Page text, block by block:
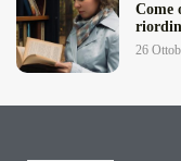
Come
26